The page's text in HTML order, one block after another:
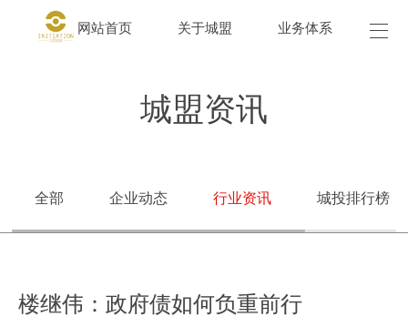
网站首页 关于城盟 业务体系 城
城盟资讯
全部 企业动态 行业资讯 城投排行榜
楼继伟：政府债如何负重前行